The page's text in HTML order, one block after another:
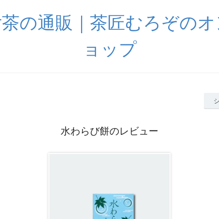
の通販｜茶匠むろぞの
ョップ
水わらび餅のレビュー